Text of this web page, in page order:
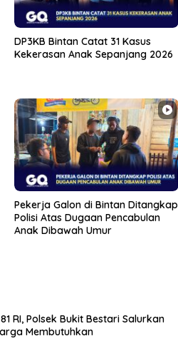
DP3KB Bintan Catat 31 Kasus
Kekerasan Anak Sepanjang 2026
Pekerja Galon di Bintan Ditangkap
Polisi Atas Dugaan Pencabulan
Anak Dibawah Umur
RI, Polsek Bukit Bestari Salurkan
Membutuhkan